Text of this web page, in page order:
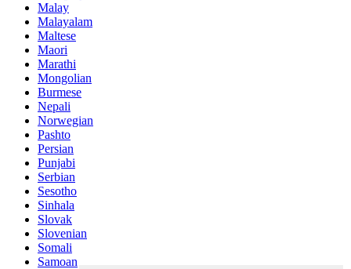
Malay
Malayalam
Maltese
Maori
Marathi
Mongolian
Burmese
Nepali
Norwegian
Pashto
Persian
Punjabi
Serbian
Sesotho
Sinhala
Slovak
Slovenian
Somali
Samoan